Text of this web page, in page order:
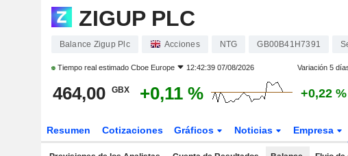
ZIGUP PLC
Balance Zigup Plc Acciones NTG GB00B41H7391
Tiempo real estimado Cboe Europe 12:42:39 07/08/2026 Variación 5
464,00 GBX +0,11 % +0,22 %
Resumen Cotizaciones Gráficos Noticias Empresa